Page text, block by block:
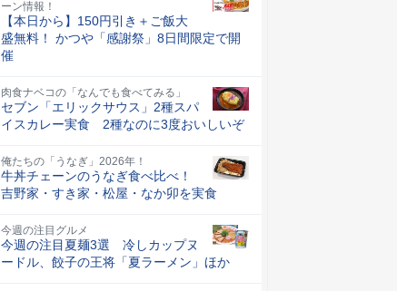
ーン情報！
【本日から】150円引き＋ご飯大
盛無料！ かつや「感謝祭」8日間限定で開
催
肉食ナベコの「なんでも食べてみる」
セブン「エリックサウス」2種スパ
イスカレー実食 2種なのに3度おいしいぞ
俺たちの「うなぎ」2026年！
牛丼チェーンのうなぎ食べ比べ！
吉野家・すき家・松屋・なか卯を実食
今週の注目グルメ
今週の注目夏麺3選 冷しカップヌ
ードル、餃子の王将「夏ラーメン」ほか